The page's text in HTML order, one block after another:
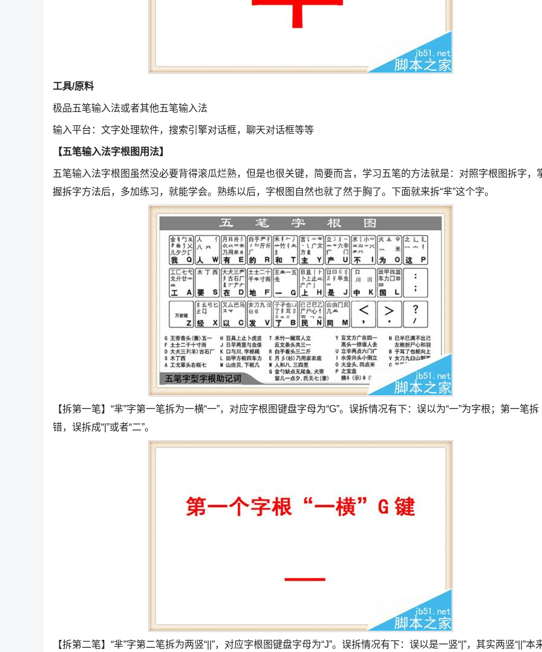
工具/原料
极品五笔输入法或者其他五笔输入法
输入平台：文字处理软件，搜索引擎对话框，聊天对话框等等
【五笔输入法字根图用法】
五笔输入法字根图虽然没必要背得滚瓜烂熟，但是也很关键，简要而言，学习五笔的方法就是：对照字根图拆字，
握拆字方法后，多加练习，就能学会。熟练以后，字根图自然也就了然于胸了。下面就来拆“芈”这个字。
【拆第一笔】“芈”字第一笔拆为一横“一”，对应字根图键盘字母为“G”。误拆情况有下：误以为“一”为字根；第一笔拆
错，误拆成“|”或者“二”。
【拆第二笔】“芈”字第二笔拆为两竖“||”，对应字根图键盘字母为“J”。误拆情况有下：误以是一竖“|”，其实两竖“||”本